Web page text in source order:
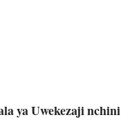
ya Uwekezaji nchini